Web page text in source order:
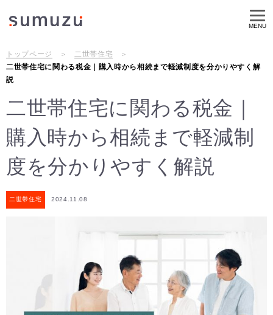
MENU
トップページ
二世帯住宅
二世帯住宅に関わる税金｜購入時から相続まで軽減制度を分かりやすく解
説
二世帯住宅に関わる税金｜
購入時から相続まで軽減制
度を分かりやすく解説
二世帯住宅 2024.11.08